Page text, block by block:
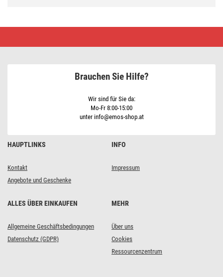
HAUPTLINKS
Kontakt
Angebote und Geschenke
INFO
Impressum
ALLES ÜBER EINKAUFEN
Allgemeine Geschäftsbedingungen
Datenschutz (GDPR)
MEHR
Über uns
Cookies
Ressourcenzentrum
Brauchen Sie Hilfe?
Wir sind für Sie da:
Mo-Fr 8:00-15:00
unter info@emos-shop.at